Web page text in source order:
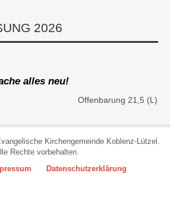
2026
alles neu!
Offenbarung 21,5 (L)
Kirchengemeinde Koblenz-Lützel.
Rechte vorbehalten.
Datenschutzerklärung